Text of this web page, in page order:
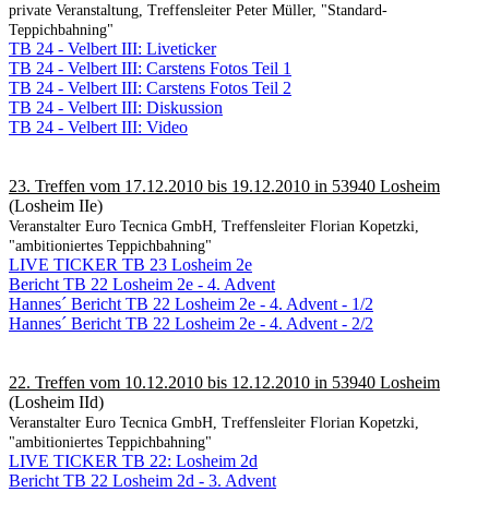
private Veranstaltung, Treffensleiter Peter Müller, "Standard-
Teppichbahning"
TB 24 - Velbert III: Liveticker
TB 24 - Velbert III: Carstens Fotos Teil 1
TB 24 - Velbert III: Carstens Fotos Teil 2
TB 24 - Velbert III: Diskussion
TB 24 - Velbert III: Video
23. Treffen vom 17.12.2010 bis 19.12.2010 in 53940 Losheim
(Losheim IIe)
Veranstalter Euro Tecnica GmbH, Treffensleiter Florian Kopetzki,
"ambitioniertes Teppichbahning"
LIVE TICKER TB 23 Losheim 2e
Bericht TB 22 Losheim 2e - 4. Advent
Hannes´ Bericht TB 22 Losheim 2e - 4. Advent - 1/2
Hannes´ Bericht TB 22 Losheim 2e - 4. Advent - 2/2
22. Treffen vom 10.12.2010 bis 12.12.2010 in 53940 Losheim
(Losheim IId)
Veranstalter Euro Tecnica GmbH, Treffensleiter Florian Kopetzki,
"ambitioniertes Teppichbahning"
LIVE TICKER TB 22: Losheim 2d
Bericht TB 22 Losheim 2d - 3. Advent